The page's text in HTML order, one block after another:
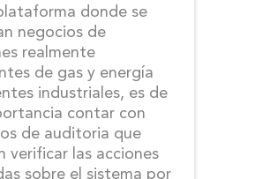
donde se
negocios de
realmente
de gas y energía
industriales, es de
contar con
de auditoria que
verificar las acciones
sobre el sistema por